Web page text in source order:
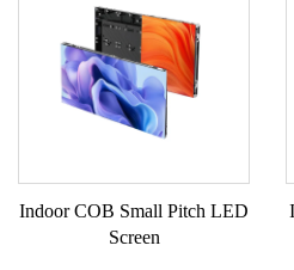
Indoor COB Small Pitch LED
Screen